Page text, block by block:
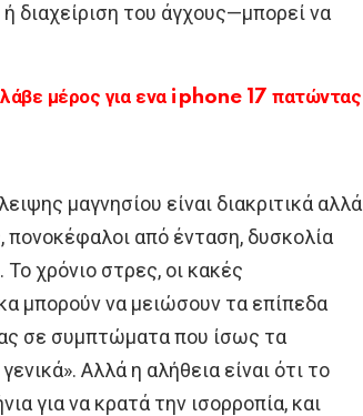
διαχείριση του άγχους—μπορεί να
μέρος για ενα iphone 17 πατώντας
μαγνησίου είναι διακριτικά αλλά
πονοκέφαλοι από ένταση, δυσκολία
χρόνιο στρες, οι κακές
μπορούν να μειώσουν τα επίπεδα
σε συμπτώματα που ίσως τα
Αλλά η αλήθεια είναι ότι το
για να κρατά την ισορροπία, και